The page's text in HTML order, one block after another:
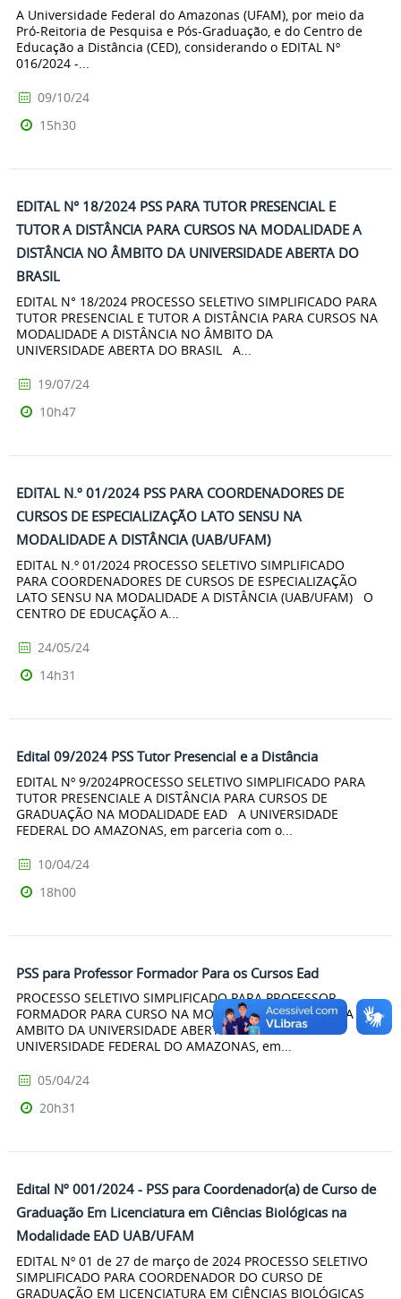
A Universidade Federal do Amazonas (UFAM), por meio da
Pró-Reitoria de Pesquisa e Pós-Graduação, e do Centro de
Educação a Distância (CED), considerando o EDITAL Nº
016/2024 -...
09/10/24
15h30
EDITAL N° 18/2024 PSS PARA TUTOR PRESENCIAL E
TUTOR A DISTÂNCIA PARA CURSOS NA MODALIDADE A
DISTÂNCIA NO ÂMBITO DA UNIVERSIDADE ABERTA DO
BRASIL
EDITAL N° 18/2024 PROCESSO SELETIVO SIMPLIFICADO PARA
TUTOR PRESENCIAL E TUTOR A DISTÂNCIA PARA CURSOS NA
MODALIDADE A DISTÂNCIA NO ÂMBITO DA
UNIVERSIDADE ABERTA DO BRASIL A...
19/07/24
10h47
EDITAL N.º 01/2024 PSS PARA COORDENADORES DE
CURSOS DE ESPECIALIZAÇÃO LATO SENSU NA
MODALIDADE A DISTÂNCIA (UAB/UFAM)
EDITAL N.º 01/2024 PROCESSO SELETIVO SIMPLIFICADO
PARA COORDENADORES DE CURSOS DE ESPECIALIZAÇÃO
LATO SENSU NA MODALIDADE A DISTÂNCIA (UAB/UFAM) O
CENTRO DE EDUCAÇÃO A...
24/05/24
14h31
Edital 09/2024 PSS Tutor Presencial e a Distância
EDITAL Nº 9/2024PROCESSO SELETIVO SIMPLIFICADO PARA
TUTOR PRESENCIALE A DISTÂNCIA PARA CURSOS DE
GRADUAÇÃO NA MODALIDADE EAD A UNIVERSIDADE
FEDERAL DO AMAZONAS, em parceria com o...
10/04/24
18h00
PSS para Professor Formador Para os Cursos Ead
PROCESSO SELETIVO SIMPLIFICADO PARA PROFESSOR
FORMADOR PARA CURSO NA MODALIDADE A DISTÂNCIA NO
AMBITO DA UNIVERSIDADE ABERTA DO BRASIL A
UNIVERSIDADE FEDERAL DO AMAZONAS, em...
05/04/24
20h31
Edital Nº 001/2024 - PSS para Coordenador(a) de Curso de
Graduação Em Licenciatura em Ciências Biológicas na
Modalidade EAD UAB/UFAM
EDITAL Nº 01 de 27 de março de 2024 PROCESSO SELETIVO
SIMPLIFICADO PARA COORDENADOR DO CURSO DE
GRADUAÇÃO EM LICENCIATURA EM CIÊNCIAS BIOLÓGICAS